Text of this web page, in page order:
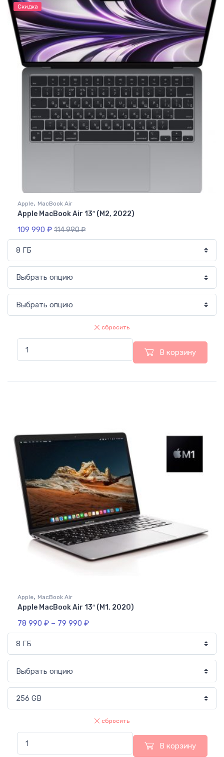
Скидка
Apple, MacBook Air
Apple MacBook Air 13″ (M2, 2022)
109 990 ₽ 114 990₽
сбросить
В корзину
Apple, MacBook Air
Apple MacBook Air 13″ (M1, 2020)
78 990 ₽ – 79 990 ₽
сбросить
В корзину